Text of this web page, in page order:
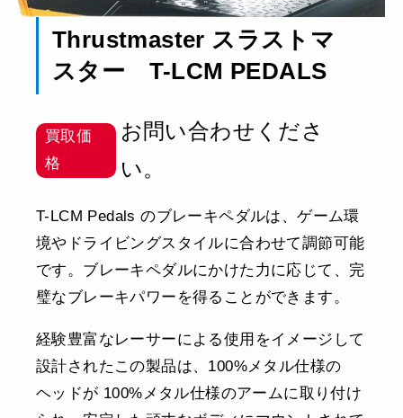
Thrustmaster スラストマ
スタ ー T-LCM PEDALS
買取価
格
お問い合わせくださ
い。
T-LCM Pedals のブレーキペダルは、ゲーム環
境やドライビングスタイルに合わせて調節可能
です。ブレーキペダルにかけた力に応じて、完
璧なブレーキパワーを得ることができます。
経験豊富なレーサーによる使用をイメージして
設計されたこの製品は、100%メタル仕様の
ヘッドが 100%メタル仕様のアームに取り付け